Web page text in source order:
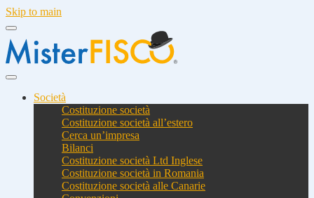
Skip to main
Società
Costituzione società
Costituzione società all’estero
Cerca un’impresa
Bilanci
Costituzione società Ltd Inglese
Costituzione società in Romania
Costituzione società alle Canarie